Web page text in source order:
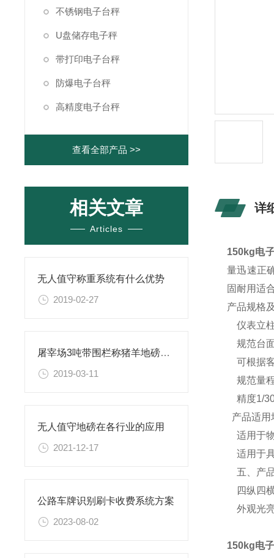
不锈钢电子台秤
U盘储存电子秤
带打印电子台秤
防爆电子台秤
高精度电子台秤
查看全部产品 >>
相关文章
Articles
无人值守称重系统有什么优势
2019-02-27
屠宰场3吨带围栏称猪羊地磅「价格实惠」
2019-03-11
无人值守地磅在各行业的应用
2021-12-17
公路车牌识别刷卡收费系统方案
2023-08-02
详
150kg电
量迅速正
固耐用适
产品规格
仪表立
规范台
可根据
规范量
精度1/
产品适用
适用于
适用于
五、产
四纵四
外观光
150kg电